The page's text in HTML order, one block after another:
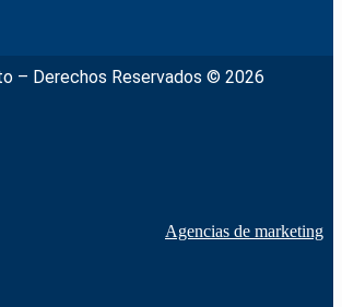
– Derechos Reservados © 2026
Agencias de marketing